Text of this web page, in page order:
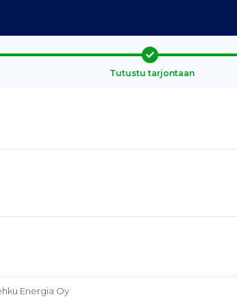
Tutustu tarjontaan
Energia Oy